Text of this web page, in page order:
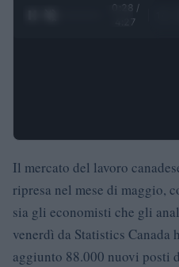
0:29 /
4:27
Il mercato del lavoro
ripresa nel mese di maggio,
sia gli economisti che gli
venerdì da Statistics Canada
aggiunto 88.000 nuovi posti